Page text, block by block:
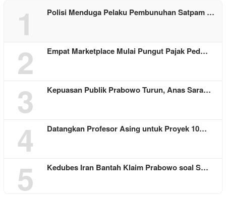
1 Polisi Menduga Pelaku Pembunuhan Satpam …
2 Empat Marketplace Mulai Pungut Pajak Ped…
3 Kepuasan Publik Prabowo Turun, Anas Sara…
4 Datangkan Profesor Asing untuk Proyek 10…
5 Kedubes Iran Bantah Klaim Prabowo soal S…